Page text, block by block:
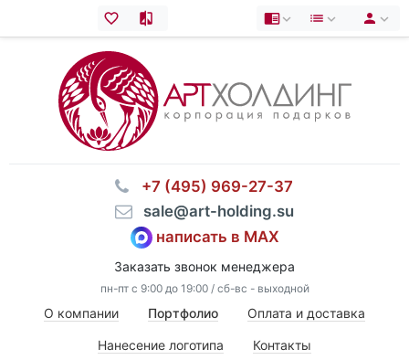
⠀+7 (495) 969-27-37
⠀sale@art-holding.su
написать в MAX
Заказать звонок менеджера
пн-пт с 9:00 до 19:00 / сб-вс - выходной
О компании Портфолио Оплата и доставка
Нанесение логотипа Контакты